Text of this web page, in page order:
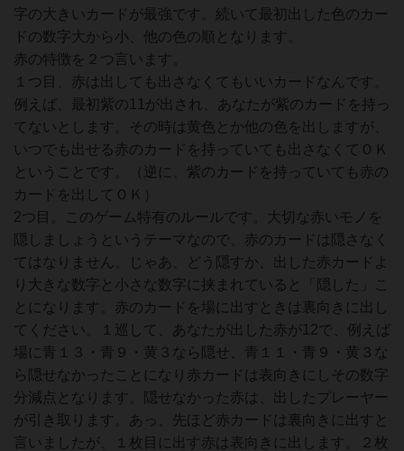
字の大きいカードが最強です。続いて最初出した色のカー
ドの数字大から小、他の色の順となります。
赤の特徴を２つ言います。
１つ目、赤は出しても出さなくてもいいカードなんです。
例えば、最初紫の11が出され、あなたが紫のカードを持っ
てないとします。その時は黄色とか他の色を出しますが、
いつでも出せる赤のカードを持っていても出さなくてＯＫ
ということです。（逆に、紫のカードを持っていても赤の
カードを出してＯＫ）
2つ目。このゲーム特有のルールです。大切な赤いモノを
隠しましょうというテーマなので、赤のカードは隠さなく
てはなりません。じゃあ、どう隠すか、出した赤カードよ
り大きな数字と小さな数字に挟まれていると「隠した」こ
とになります。赤のカードを場に出すときは裏向きに出し
てください。１巡して、あなたが出した赤が12で、例えば
場に青１３・青９・黄３なら隠せ、青１１・青９・黄３な
ら隠せなかったことになり赤カードは表向きにしその数字
分減点となります。隠せなかった赤は、出したプレーヤー
が引き取ります。あっ、先ほど赤カードは裏向きに出すと
言いましたが、１枚目に出す赤は表向きに出します。２枚